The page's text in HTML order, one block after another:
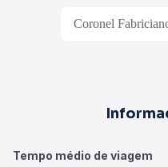
Coronel
Tempo médio de viagem